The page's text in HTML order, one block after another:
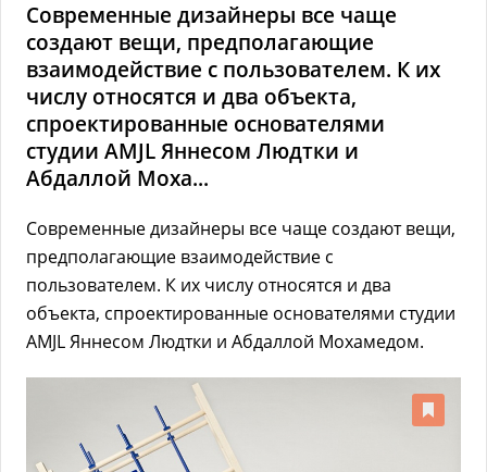
Современные дизайнеры все чаще
создают вещи, предполагающие
взаимодействие с пользователем. К их
числу относятся и два объекта,
спроектированные основателями
студии AMJL Яннесом Людтки и
Абдаллой Моха...
Современные дизайнеры все чаще создают вещи,
предполагающие взаимодействие с
пользователем. К их числу относятся и два
объекта, спроектированные основателями студии
AMJL Яннесом Людтки и Абдаллой Мохамедом.